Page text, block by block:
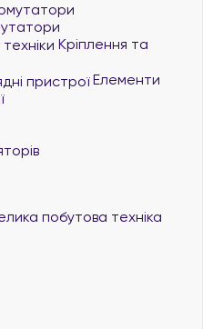
Кріплення та
Елементи
побутова техніка